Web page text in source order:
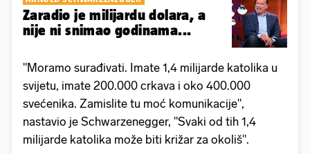
Zaradio je milijardu dolara, a
nije ni snimao godinama...
"Moramo surađivati. Imate 1,4 milijarde katolika u
svijetu, imate 200.000 crkava i oko 400.000
svećenika. Zamislite tu moć komunikacije",
nastavio je Schwarzenegger, "Svaki od tih 1,4
milijarde katolika može biti križar za okoliš".